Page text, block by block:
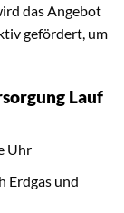
das Angebot
gefördert, um
Lauf
Uhr
Erdgas und